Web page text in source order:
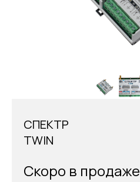
СПЕКТР
TWIN
Скоро в продаже